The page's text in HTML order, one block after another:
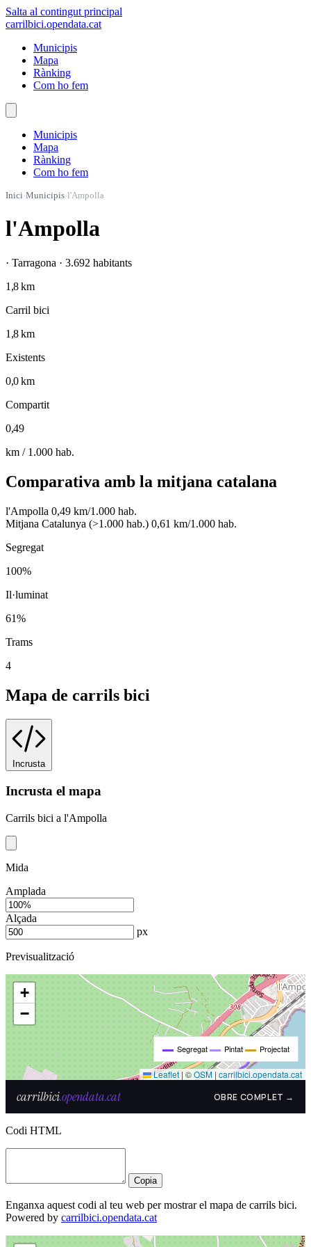
Salta al contingut principal
carrilbici.opendata.cat
Municipis
Mapa
Rànking
Com ho fem
Municipis
Mapa
Rànking
Com ho fem
Inici›Municipis›l'Ampolla
l'Ampolla
· Tarragona · 3.692 habitants
1,8 km
Carril bici
1,8 km
Existents
0,0 km
Compartit
0,49
km / 1.000 hab.
Comparativa amb la mitjana catalana
l'Ampolla 0,49 km/1.000 hab.
Mitjana Catalunya (>1.000 hab.) 0,61 km/1.000 hab.
Segregat
100%
Il·luminat
61%
Trams
4
Mapa de carrils bici
Incrusta
Incrusta el mapa
Carrils bici a l'Ampolla
Mida
Amplada
Alçada
px
Previsualització
Codi HTML
Copia
Enganxa aquest codi al teu web per mostrar el mapa de carrils bici.
Powered by carrilbici.opendata.cat